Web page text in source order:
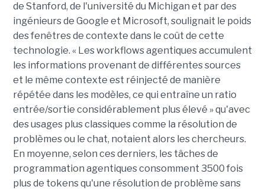
de Stanford, de l'université du Michigan et par des
ingénieurs de Google et Microsoft, soulignait le poids
des fenêtres de contexte dans le coût de cette
technologie. « Les workflows agentiques accumulent
les informations provenant de différentes sources
et le même contexte est réinjecté de manière
répétée dans les modèles, ce qui entraîne un ratio
entrée/sortie considérablement plus élevé » qu'avec
des usages plus classiques comme la résolution de
problèmes ou le chat, notaient alors les chercheurs.
En moyenne, selon ces derniers, les tâches de
programmation agentiques consomment 3500 fois
plus de tokens qu'une résolution de problème sans